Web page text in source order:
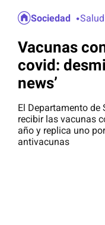
Sociedad Salud
Vacunas
covid:
news’
El Departamento
recibir las vacunas
año y replica uno
antivacunas